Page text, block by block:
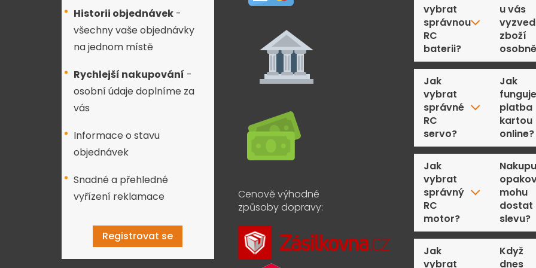
Historii objednávek -
všechny vaše objednávky
na jednom místě
Rychlejší nakupování -
osobní údaje doplníme za
vás
Informace o stavu
objednávek
Snadné a přehledné
vyřízení reklamace
Registrovat se
Cenově výhodné
způsoby dopravy:
vybrat
správnou
RC
baterii?
Jak
vybrat
správné
RC
servo?
Jak
vybrat
správný
RC
motor?
Jak
vybrat
u vás
zboží
Jak
funguje
platba
kartou
online?
mohu
dostat
slevu?
Když
dnes